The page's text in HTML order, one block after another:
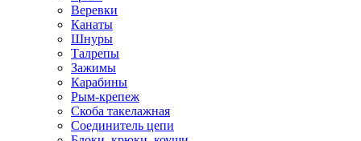
Веревки
Канаты
Шнуры
Талрепы
Зажимы
Карабины
Рым-крепеж
Скоба такелажная
Соединитель цепи